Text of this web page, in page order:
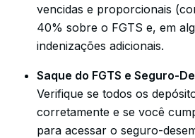
vencidas e proporcionais
40% sobre o FGTS e, em
indenizações adicionais.
Saque do FGTS e Seguro-
Verifique se todos os
corretamente e se você
para acessar o seguro-